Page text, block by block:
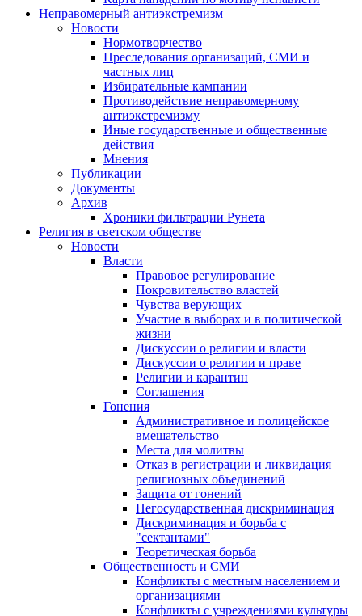
Неправомерный антиэкстремизм
Новости
Нормотворчество
Преследования организаций, СМИ и
частных лиц
Избирательные кампании
Противодействие неправомерному
антиэкстремизму
Иные государственные и общественные
действия
Мнения
Публикации
Документы
Архив
Хроники фильтрации Рунета
Религия в светском обществе
Новости
Власти
Правовое регулирование
Покровительство властей
Чувства верующих
Участие в выборах и в политической
жизни
Дискуссии о религии и власти
Дискуссии о религии и праве
Религии и карантин
Соглашения
Гонения
Административное и полицейское
вмешательство
Места для молитвы
Отказ в регистрации и ликвидация
религиозных объединений
Защита от гонений
Негосударственная дискриминация
Дискриминация и борьба с
"сектантами"
Теоретическая борьба
Общественность и СМИ
Конфликты с местным населением и
организациями
Конфликты с учреждениями культуры